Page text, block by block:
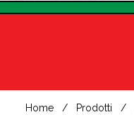
Home Prodotti